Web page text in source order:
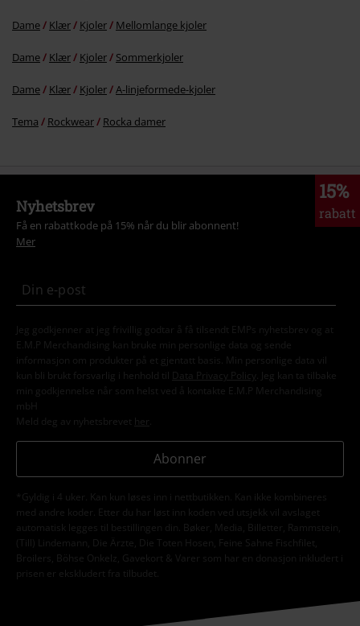
Dame Klær Kjoler Mellomlange kjoler
Dame Klær Kjoler Sommerkjoler
Dame Klær Kjoler A-linjeformede-kjoler
Tema Rockwear Rocka damer
15%
rabatt
Nyhetsbrev
Få en rabattkode på 15% når du blir abonnent!
Mer
Jeg godkjenner at jeg frivillig godtar å få tilsendt EMPs nyhetsbrev og at
E.M.P Merchandising kan bruke min personlige data og sende
informasjon om produkter på et gjentatt basis. Min personlige data vil
kun bli brukt forsvarlig i henhold til
Data Privacy Policy
. Jeg kan ta tilbake
min godkjennelse når som helst ved å kontakte E.M.P Merchandising
mbH
Meld deg av nyhetsbrevet her
Abonner
*Gyldig i 4 uker. Kan kun løses inn i nettbutikken. Kan ikke kombineres
med andre koder. Etter du har løst inn koden ved utsjekk vil avslaget
automatisk legges til bestillingen din. Bøker, Media, Billetter, Rammstein,
(Till) Lindemann, Die Ärzte, Die Toten Hosen, Feine Sahne Fischfilet,
Broilers, Böhse Onkelz, Gavekort & Varer som har en donasjon inkludert i
prisen er ekskludert fra tilbudet.